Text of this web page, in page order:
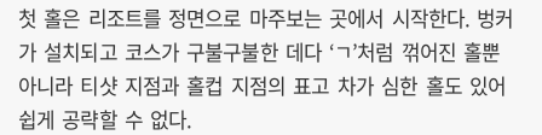
첫 홀은 리조트를 정면으로 마주보는 곳에서 시작한다. 벙커
가 설치되고 코스가 구불구불한 데다 ‘ㄱ’처럼 꺾어진 홀뿐
아니라 티샷 지점과 홀컵 지점의 표고 차가 심한 홀도 있어
쉽게 공략할 수 없다.